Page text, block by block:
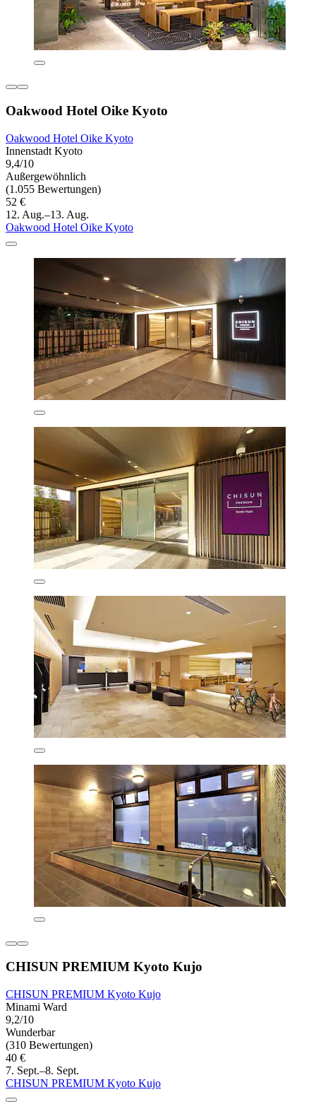
Oakwood Hotel Oike Kyoto
Oakwood Hotel Oike Kyoto
Innenstadt Kyoto
9,4/10
Außergewöhnlich
(1.055 Bewertungen)
52 €
12. Aug.–13. Aug.
Oakwood Hotel Oike Kyoto
CHISUN PREMIUM Kyoto Kujo
CHISUN PREMIUM Kyoto Kujo
Minami Ward
9,2/10
Wunderbar
(310 Bewertungen)
40 €
7. Sept.–8. Sept.
CHISUN PREMIUM Kyoto Kujo